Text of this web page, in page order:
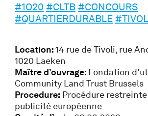
#1O20 #CLTB #CONCOURS
#QUARTIERDURABLE
Location:14 rue de Tivoli, rue
1020 Laeken
Maître d’ouvrage: Fondation
Community Land Trust Brussels
Procedure: Procédure restreinte
publicité européenne